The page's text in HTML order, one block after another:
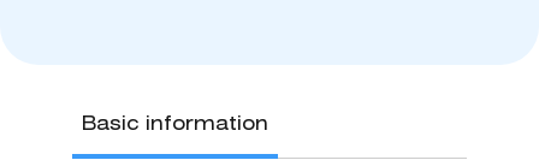
Basic information